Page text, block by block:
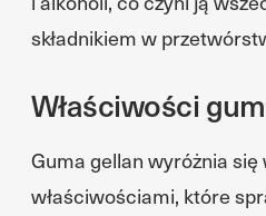
składnikiem w
Właściwości
Guma gellan wyróżnia
właściwościami, które